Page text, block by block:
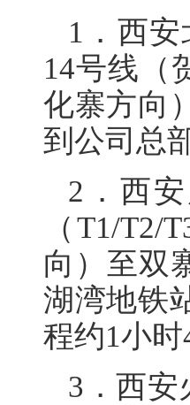
1．西
14号线（
化寨方向
到公司总
2．西
（T1/
向）至双
湖湾地铁
程约1小时
3．西安